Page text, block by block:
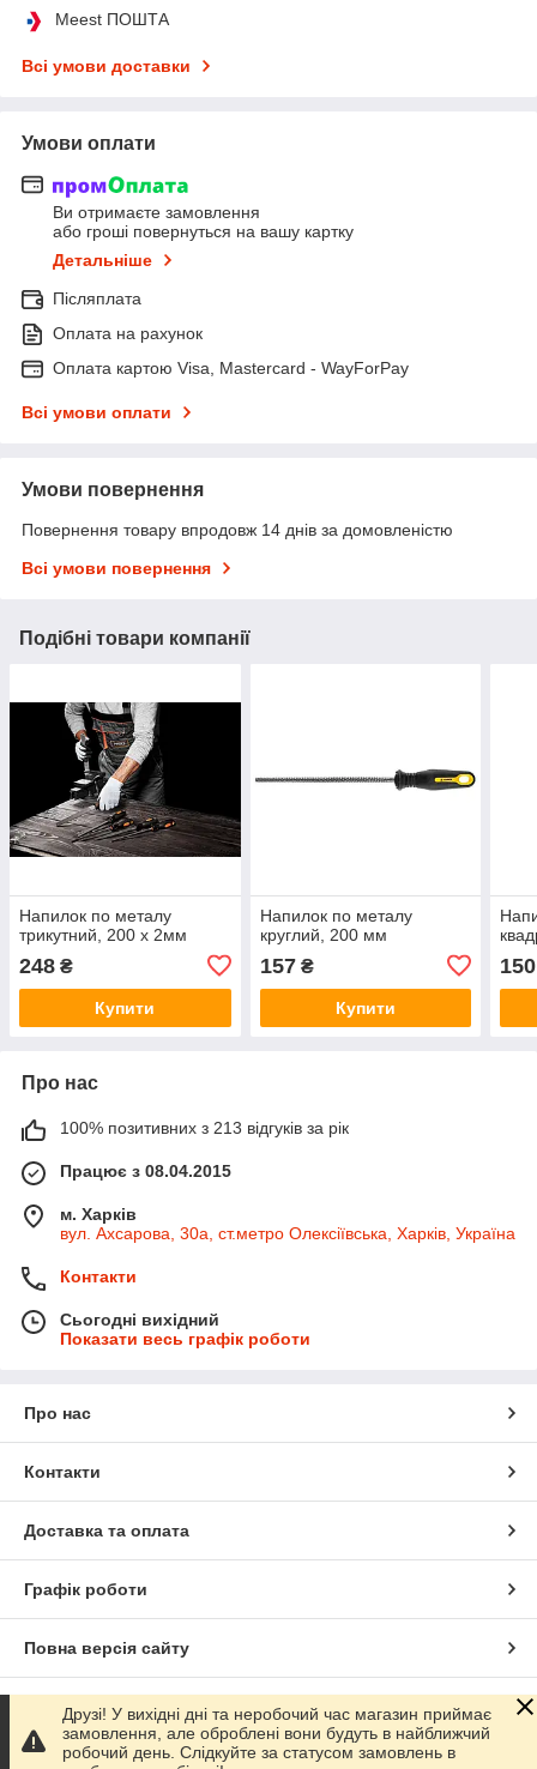
Meest ПОШТА
Всі умови доставки
Умови оплати
Ви отримаєте замовлення
або гроші повернуться на вашу картку
Детальніше
Післяплата
Оплата на рахунок
Оплата картою Visa, Mastercard - WayForPay
Всі умови оплати
Умови повернення
Повернення товару впродовж 14 днів за домовленістю
Всі умови повернення
Подібні товари компанії
Напилок по металу
трикутний, 200 x 2мм
248 ₴
Купити
Напилок по металу
круглий, 200 мм
157₴
Купити
150
Про нас
100% позитивних з 213 відгуків за рік
Працює з 08.04.2015
м. Харків
вул. Ахсарова, 30а, ст.метро Олексіївська, Харків, Україна
Контакти
Сьогодні вихідний
Показати весь графік роботи
Про нас
Контакти
Доставка та оплата
Графік роботи
Повна версія сайту
Сайт створено на маркетплейсі Prom.ua
Друзі! У вихідні дні та неробочий час магазин приймає
замовлення, але оброблені вони будуть в найближчий
робочий день. Слідкуйте за статусом замовлень в